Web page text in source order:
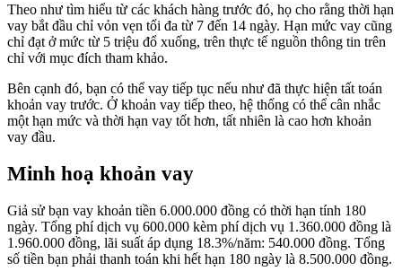
Theo như tìm hiểu từ các khách hàng trước đó, họ cho rằng thời hạn
vay bắt đầu chỉ vỏn vẹn tối đa từ 7 đến 14 ngày. Hạn mức vay cũng
chỉ đạt ở mức từ 5 triệu đổ xuống, trên thực tế nguồn thông tin trên
chỉ với mục đích tham khảo.
Bên cạnh đó, bạn có thể vay tiếp tục nếu như đã thực hiện tất toán
khoản vay trước. Ở khoản vay tiếp theo, hệ thống có thể cân nhắc
một hạn mức và thời hạn vay tốt hơn, tất nhiên là cao hơn khoản
vay đầu.
Minh hoạ khoản vay
Giả sử bạn vay khoản tiền 6.000.000 đồng có thời hạn tính 180
ngày. Tổng phí dịch vụ 600.000 kèm phí dịch vụ 1.360.000 đồng là
1.960.000 đồng, lãi suất áp dụng 18.3%/năm: 540.000 đồng. Tổng
số tiền bạn phải thanh toán khi hết hạn 180 ngày là 8.500.000 đồng.